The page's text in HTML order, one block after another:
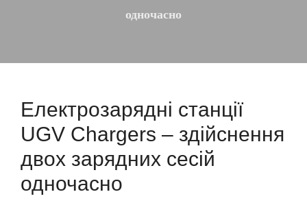
одночасно
Електрозарядні станції
UGV Chargers – здійснення
двох зарядних сесій
одночасно